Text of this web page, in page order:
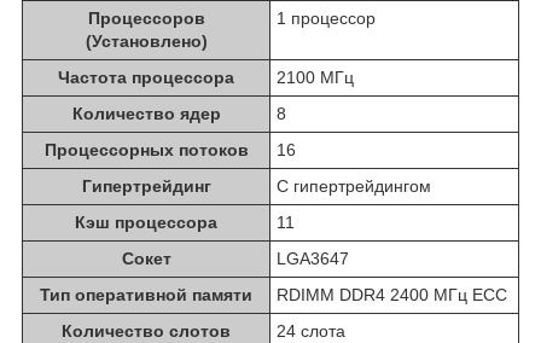
Процессоров
(Установлено)
1 процессор
Частота процессора
2100 МГц
Количество ядер
8
Процессорных потоков
16
Гипертрейдинг
С гипертрейдингом
Кэш процессора
11
Сокет
LGA3647
Тип оперативной памяти
RDIMM DDR4 2400 МГц ECC
Количество слотов
24 слота